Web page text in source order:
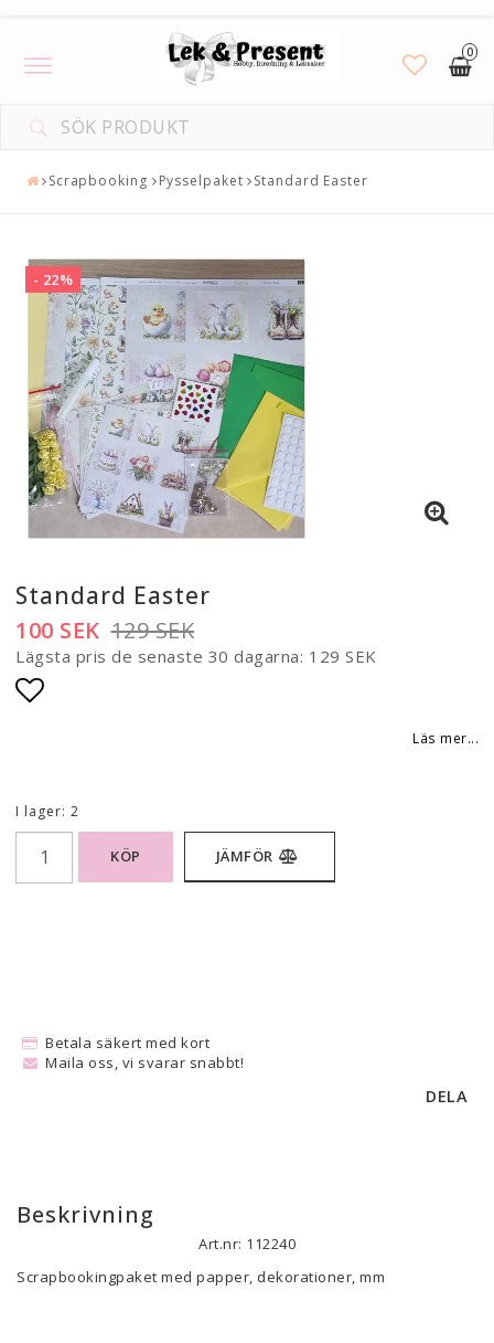
0
Toggle
navigation
Scrapbooking Pysselpaket Standard Easter
- 22%
Standard Easter
129 SEK
100 SEK
Lägsta pris de senaste 30 dagarna 129 SEK
Läs mer...
I lager: 2
KÖP JÄMFÖR
Betala säkert med kort
Maila oss, vi svarar snabbt!
DELA
Beskrivning
Art.nr: 112240
Scrapbookingpaket med papper, dekorationer, mm